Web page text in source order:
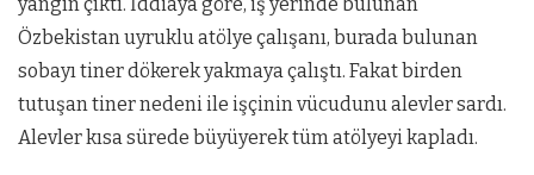
Özbekistan uyruklu atölye çalışanı, burada bulunan
sobayı tiner dökerek yakmaya çalıştı. Fakat birden
tutuşan tiner nedeni ile işçinin vücudunu alevler sardı.
Alevler kısa sürede büyüyerek tüm atölyeyi kapladı.